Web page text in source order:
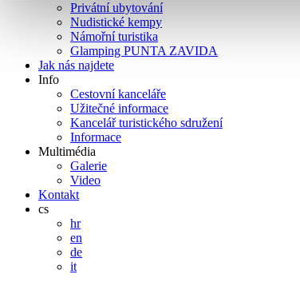
Privátní ubytování
Nudistické kempy
Námořní turistika
Glamping PUNTA ZAVIDA
Jak nás najdete
Info
Cestovní kanceláře
Užitečné informace
Kancelář turistického sdružení
Informace
Multimédia
Galerie
Video
Kontakt
cs
hr
en
de
it